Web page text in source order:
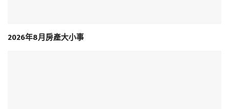
2026年8月房產大小事